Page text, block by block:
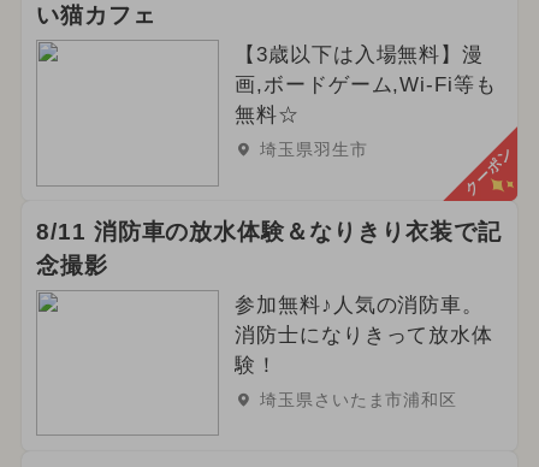
い猫カフェ
【3歳以下は入場無料】漫
画,ボードゲーム,Wi-Fi等も
無料☆
埼玉県羽生市 クーポン
8/11 消防車の放水体験＆なりきり衣装で記
念撮影
参加無料♪人気の消防車。
消防士になりきって放水体
験！
埼玉県さいたま市浦和区